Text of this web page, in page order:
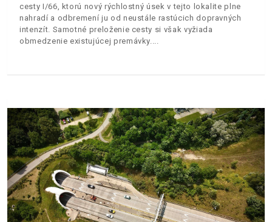
cesty I/66, ktorú nový rýchlostný úsek v tejto lokalite plne
nahradí a odbremení ju od neustále rastúcich dopravných
intenzít. Samotné preloženie cesty si však vyžiada
obmedzenie existujúcej premávky.